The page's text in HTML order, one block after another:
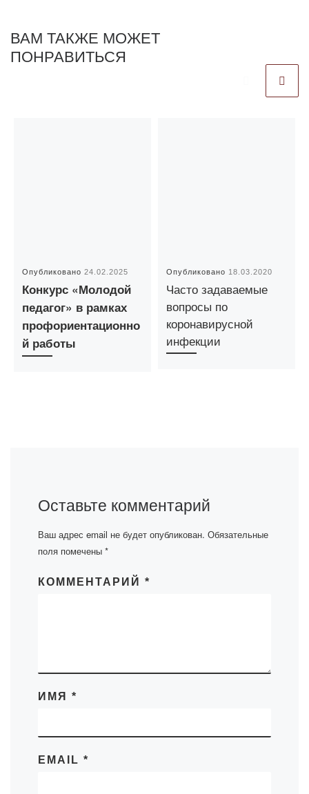
ВАМ ТАКЖЕ МОЖЕТ
ПОНРАВИТЬСЯ
Опубликовано24.02.2025
Конкурс «Молодой
педагог» в рамках
профориентационно
й работы
Опубликовано 18.03.2020
Часто задаваемые
вопросы по
коронавирусной
инфекции
Оставьте комментарий
Ваш адрес email не будет опубликован. Обязательные
поля помечены *
КОММЕНТАРИЙ *
ИМЯ *
EMAIL *